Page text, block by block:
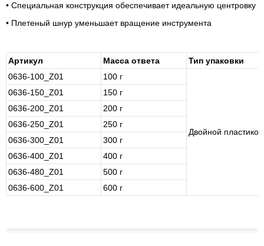
• Специальная конструкция обеспечивает идеальную центровку
• Плетеный шнур уменьшает вращение инструмента
Артикул Масса ответа
Тип упаковки
0636-100_Z01
100 г
Двойной
0636-150_Z01
150 г
0636-200_Z01
200 г
0636-250_Z01
250 г
0636-300_Z01
300 г
0636-400_Z01
400 г
0636-480_Z01
500 г
0636-600_Z01
600 г